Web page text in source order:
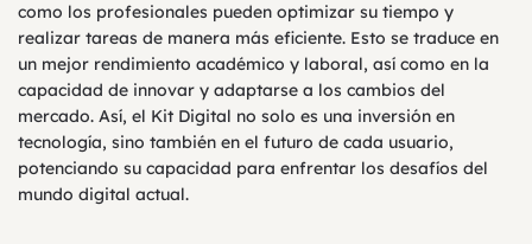
como los profesionales pueden optimizar su tiempo y
realizar tareas de manera más eficiente. Esto se traduce en
un mejor rendimiento académico y laboral, así como en la
capacidad de innovar y adaptarse a los cambios del
mercado. Así, el Kit Digital no solo es una inversión en
tecnología, sino también en el futuro de cada usuario,
potenciando su capacidad para enfrentar los desafíos del
mundo digital actual.